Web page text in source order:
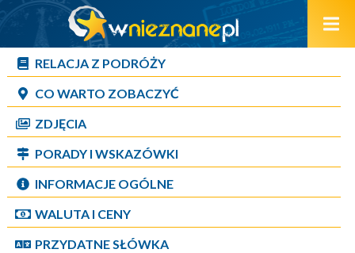
RELACJA Z PODRÓŻY
CO WARTO ZOBACZYĆ
ZDJĘCIA
PORADY I WSKAZÓWKI
INFORMACJE OGÓLNE
WALUTA I CENY
PRZYDATNE SŁÓWKA